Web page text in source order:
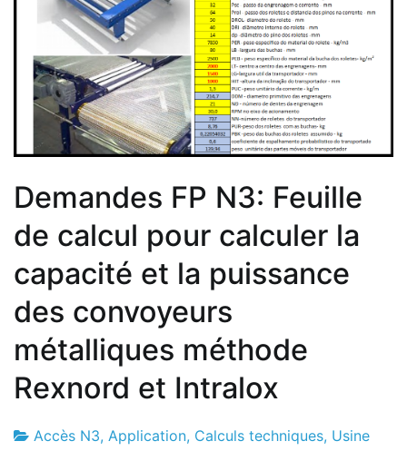
Demandes FP N3: Feuille
de calcul pour calculer la
capacité et la puissance
des convoyeurs
métalliques méthode
Rexnord et Intralox
Accès N3, Application, Calculs techniques, Usine